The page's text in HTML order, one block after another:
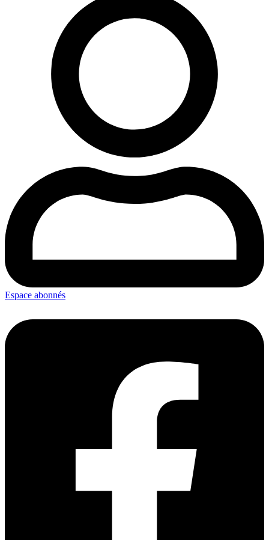
Espace abonnés